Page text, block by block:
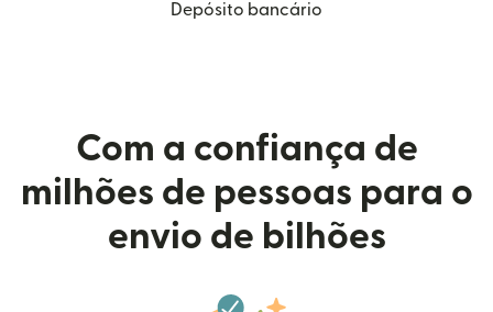
Depósito bancário
Com a confiança de
milhões de pessoas para o
envio de bilhões